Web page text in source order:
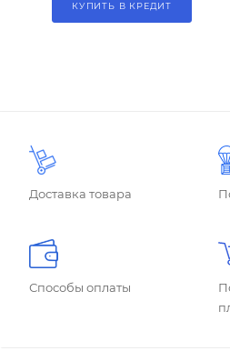
КУПИТЬ В КРЕДИТ
Доставка товара
Способы оплаты